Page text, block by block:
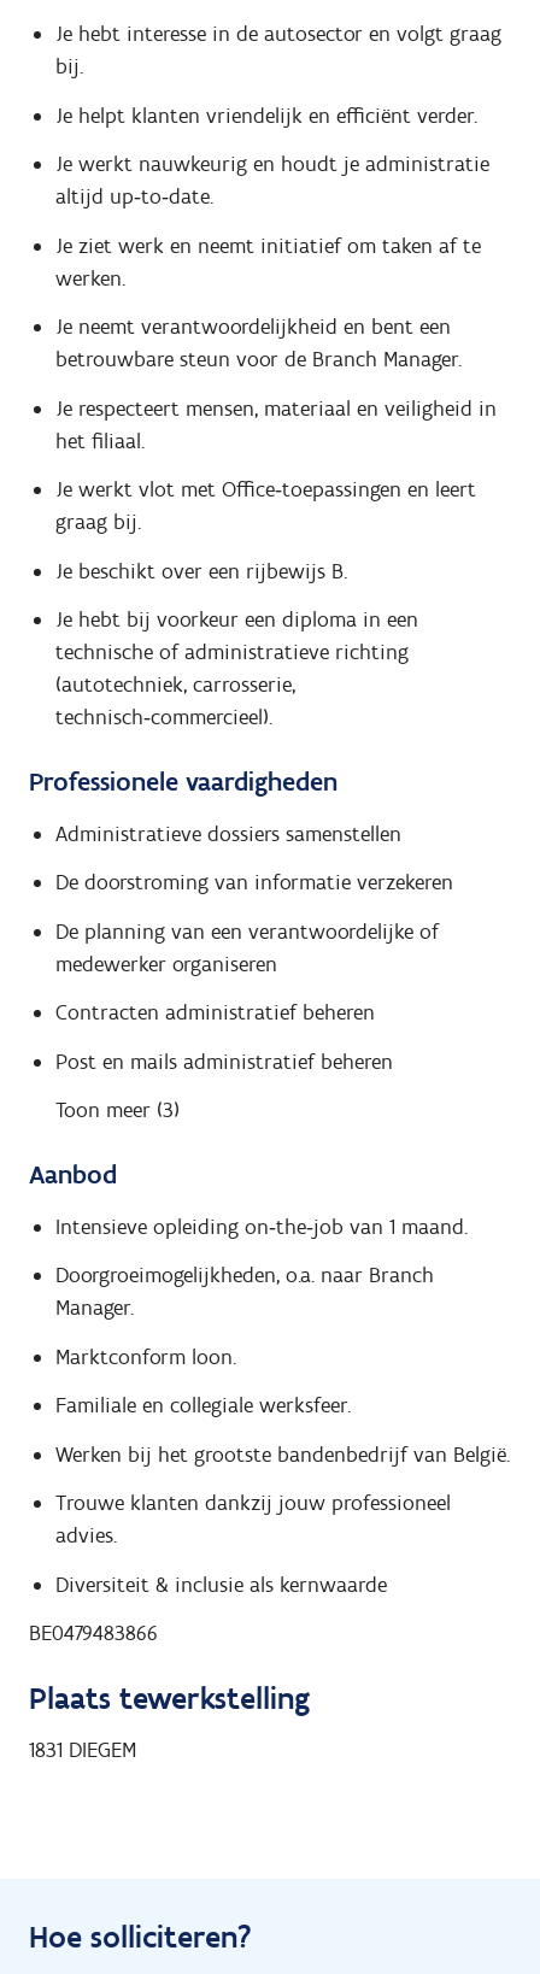
Je hebt interesse in de autosector en volgt graag
bij.
Je helpt klanten vriendelijk en efficiënt verder.
Je werkt nauwkeurig en houdt je administratie
altijd up‑to‑date.
Je ziet werk en neemt initiatief om taken af te
werken.
Je neemt verantwoordelijkheid en bent een
betrouwbare steun voor de Branch Manager.
Je respecteert mensen, materiaal en veiligheid in
het filiaal.
Je werkt vlot met Office‑toepassingen en leert
graag bij.
Je beschikt over een rijbewijs B.
Je hebt bij voorkeur een diploma in een
technische of administratieve richting
(autotechniek, carrosserie,
technisch‑commercieel).
Professionele vaardigheden
Administratieve dossiers samenstellen
De doorstroming van informatie verzekeren
De planning van een verantwoordelijke of
medewerker organiseren
Contracten administratief beheren
Post en mails administratief beheren
Toon meer (3)
Aanbod
Intensieve opleiding on‑the‑job van 1 maand.
Doorgroeimogelijkheden, o.a. naar Branch
Manager.
Marktconform loon.
Familiale en collegiale werksfeer.
Werken bij het grootste bandenbedrijf van België.
Trouwe klanten dankzij jouw professioneel
advies.
Diversiteit & inclusie als kernwaarde
BE0479483866
Plaats tewerkstelling
1831 DIEGEM
Hoe solliciteren?